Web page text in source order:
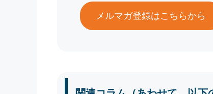
メルマガ登録はこちらから